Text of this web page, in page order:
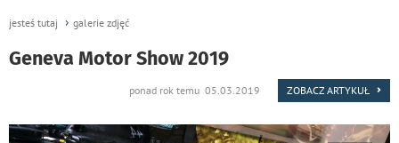
jesteś tutaj galerie zdjęć
Geneva Motor Show 2019
ponad rok temu 05.03.2019 ZOBACZ ARTYKUŁ